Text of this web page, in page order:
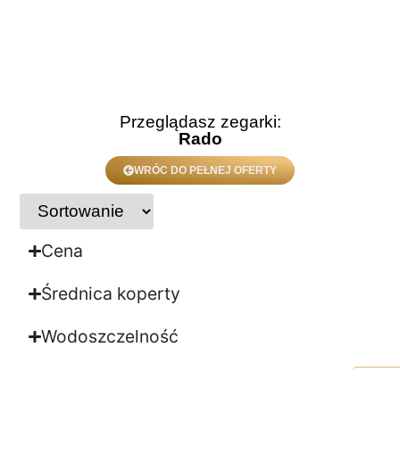
Przeglądasz zegarki:
Rado
WRÓC DO PEŁNEJ OFERTY
Cena
Średnica koperty
Wodoszczelność